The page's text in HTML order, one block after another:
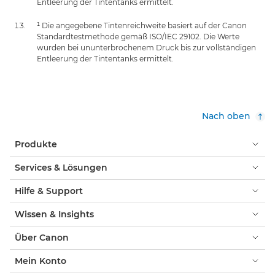
Entleerung der Tintentanks ermittelt.
¹ Die angegebene Tintenreichweite basiert auf der Canon
Standardtestmethode gemäß ISO/IEC 29102. Die Werte
wurden bei ununterbrochenem Druck bis zur vollständigen
Entleerung der Tintentanks ermittelt.
Nach oben
Produkte
Services & Lösungen
Hilfe & Support
Wissen & Insights
Über Canon
Mein Konto